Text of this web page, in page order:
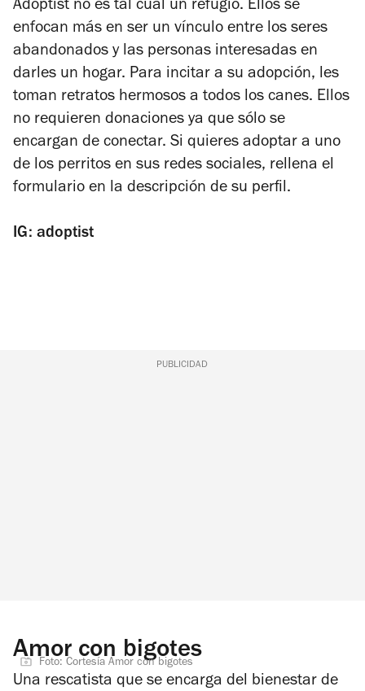
Adoptist no es tal cual un refugio. Ellos se
enfocan más en ser un vínculo entre los seres
abandonados y las personas interesadas en
darles un hogar. Para incitar a su adopción, les
toman retratos hermosos a todos los canes. Ellos
no requieren donaciones ya que sólo se
encargan de conectar. Si quieres adoptar a uno
de los perritos en sus redes sociales, rellena el
formulario en la descripción de su perfil.
IG: adoptist
PUBLICIDAD
Amor con bigotes
Foto: Cortesía Amor con bigotes
Una rescatista que se encarga del bienestar de